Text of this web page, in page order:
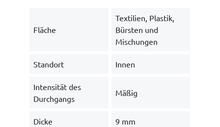
Fläche
Textilien, Plastik,
Bürsten und
Mischungen
Standort Innen
Intensität des
Durchgangs
Mäßig
Dicke 9 mm